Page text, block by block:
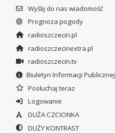
Wyślij do nas wiadomość
Prognoza pogody
radioszczecin.pl
radioszczecinextra.pl
radioszczecin.tv
Biuletyn Informacji Publicznej
Posłuchaj teraz
Logowanie
DUŻA CZCIONKA
DUŻY KONTRAST